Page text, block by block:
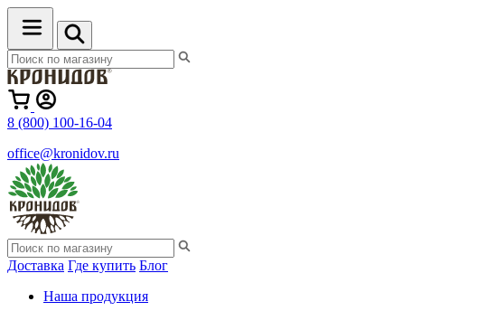
8 (800) 100-16-04
office@kronidov.ru
Доставка Где купить Блог
Наша продукция